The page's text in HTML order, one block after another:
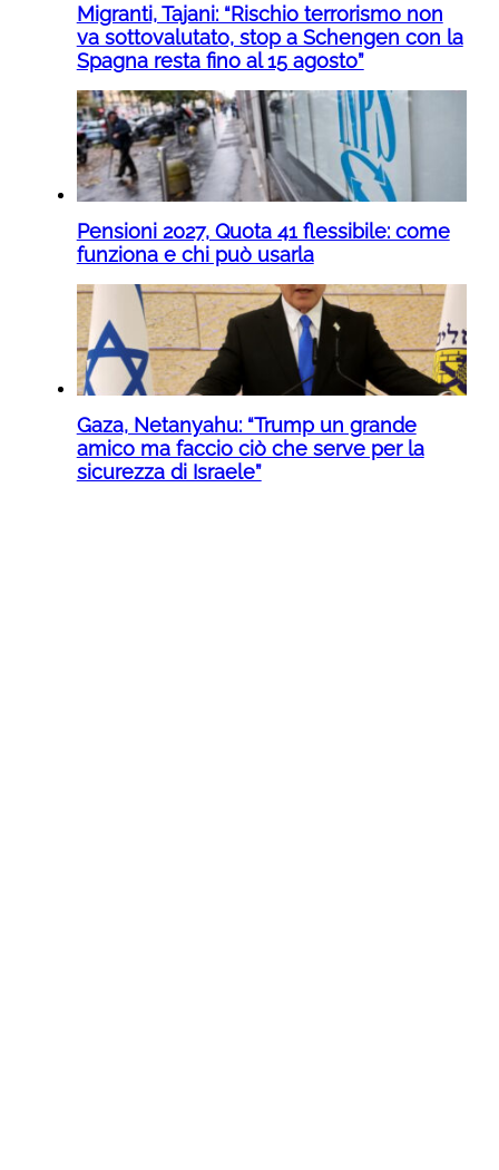
Migranti, Tajani: “Rischio terrorismo non
va sottovalutato, stop a Schengen con la
Spagna resta fino al 15 agosto”
Pensioni 2027, Quota 41 flessibile: come
funziona e chi può usarla
Gaza, Netanyahu: “Trump un grande
amico ma faccio ciò che serve per la
sicurezza di Israele”